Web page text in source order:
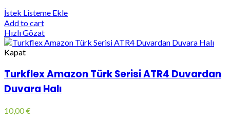
İstek Listeme Ekle
Add to cart
Hızlı Gözat
Kapat
Turkflex Amazon Türk Serisi ATR4 Duvardan
Duvara Halı
10,00€